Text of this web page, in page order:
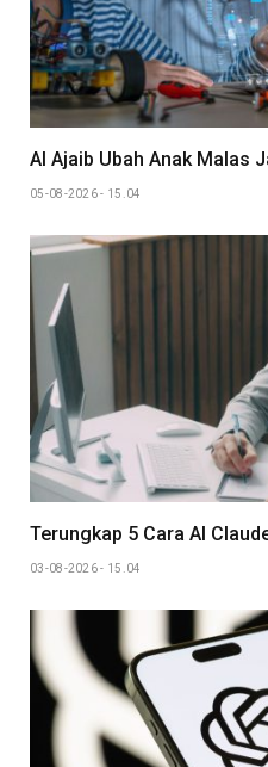
AI Ajaib Ubah Anak Malas
05-08-2026 - 15.04
Terungkap 5 Cara AI
03-08-2026 - 15.04